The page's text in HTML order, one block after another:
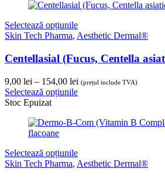
16,00 lei
307,00 lei
Selectează opțiunile
Skin Tech Pharma, Aesthetic Dermal®
Centellasial (Fucus, Centella
9,00 lei – 154,00 lei Interval
până
(prețul include TVA)
Selectează opțiunile
Stoc Epuizat
Selectează opțiunile
Skin Tech Pharma, Aesthetic Dermal®